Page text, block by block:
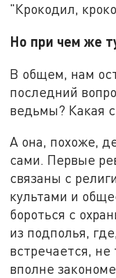
"Крокодил,
Но при чем же
В общем, нам
последний
ведьмы? Какая
А она, похоже,
сами. Первые
связаны с
культами и
бороться с
из подполья,
встречается,
вполне